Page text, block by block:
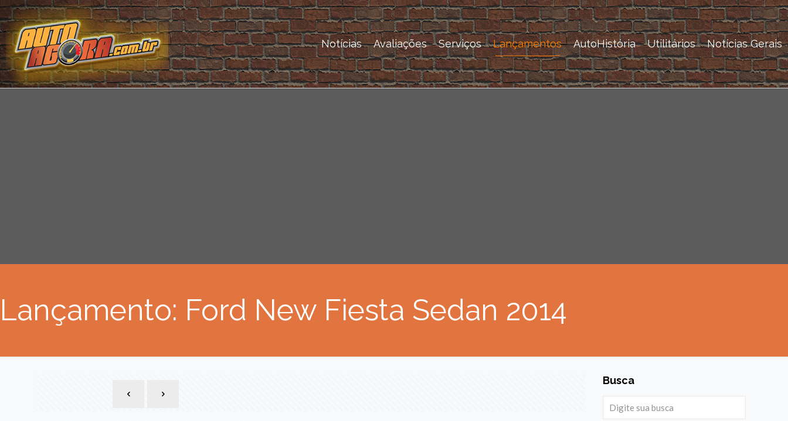
Notícias Avaliações Serviços Lançamentos AutoHistória Utilitários Notícias Gerais
Lançamento: Ford New Fiesta Sedan 2014
Busca